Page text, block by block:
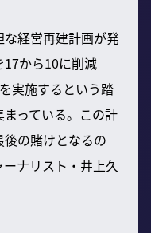
経営再建計画が発
から10に削減
実施するという踏
っている。この計
の賭けとなるの
ナリスト・井上久